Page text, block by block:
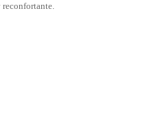
reconfortante.